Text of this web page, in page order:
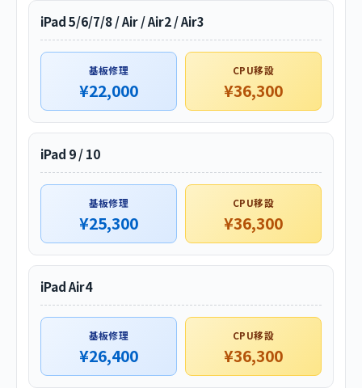
iPad 5/6/7/8 / Air / Air2 / Air3
基板修理
¥22,000
CPU移設
¥36,300
iPad 9 / 10
基板修理
¥25,300
CPU移設
¥36,300
iPad Air4
基板修理
¥26,400
CPU移設
¥36,300